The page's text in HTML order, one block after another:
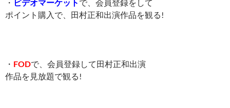
・ ビデオマーケット で、会員登録をして
ポイント購入で、田村正和出演作品を観る!
・ FODで、会員登録して田村正和出演
作品を見放題で観る!